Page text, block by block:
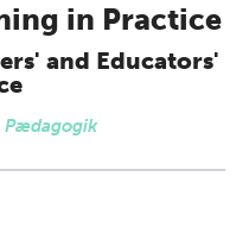
in Practice
and Educators'
Pædagogik